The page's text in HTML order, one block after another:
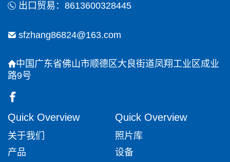
出口贸易：8613600328445
sfzhang86824@163.com
中国广东省佛山市顺德区大良街道凤翔工业区成业
路9号
Quick Overview
关于我们
产品
Quick Overview
照片库
设备